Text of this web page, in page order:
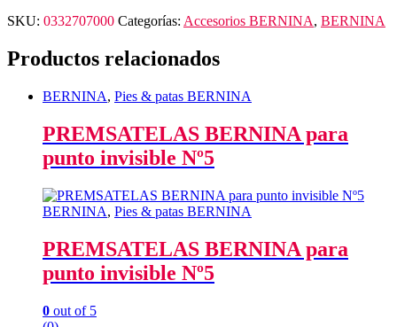
SKU: 0332707000 Categorías: Accesorios BERNINA, BERNINA
Productos relacionados
BERNINA, Pies & patas BERNINA
PREMSATELAS BERNINA para
punto invisible Nº5
BERNINA, Pies & patas BERNINA
PREMSATELAS BERNINA para
punto invisible Nº5
0 out of 5